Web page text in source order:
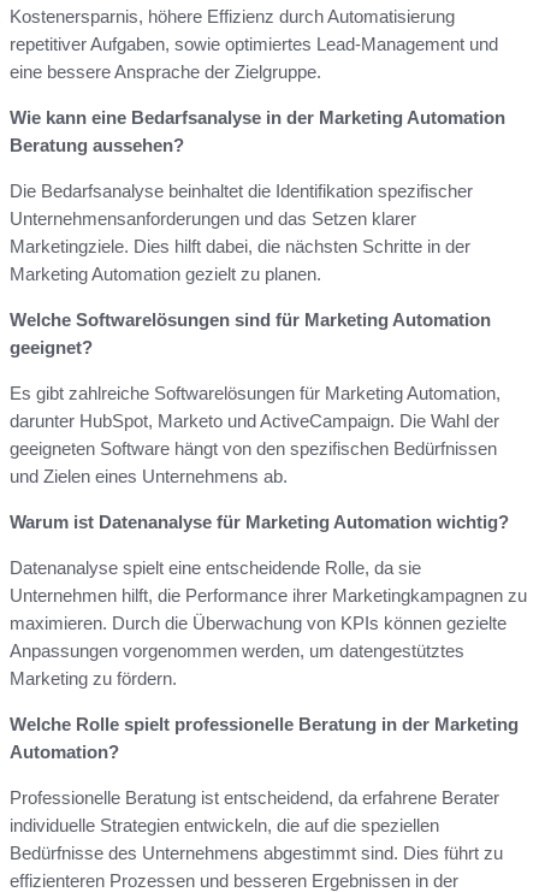
Kostenersparnis, höhere Effizienz durch Automatisierung
repetitiver Aufgaben, sowie optimiertes Lead-Management und
eine bessere Ansprache der Zielgruppe.
Wie kann eine Bedarfsanalyse in der Marketing Automation
Beratung aussehen?
Die Bedarfsanalyse beinhaltet die Identifikation spezifischer
Unternehmensanforderungen und das Setzen klarer
Marketingziele. Dies hilft dabei, die nächsten Schritte in der
Marketing Automation gezielt zu planen.
Welche Softwarelösungen sind für Marketing Automation
geeignet?
Es gibt zahlreiche Softwarelösungen für Marketing Automation,
darunter HubSpot, Marketo und ActiveCampaign. Die Wahl der
geeigneten Software hängt von den spezifischen Bedürfnissen
und Zielen eines Unternehmens ab.
Warum ist Datenanalyse für Marketing Automation wichtig?
Datenanalyse spielt eine entscheidende Rolle, da sie
Unternehmen hilft, die Performance ihrer Marketingkampagnen zu
maximieren. Durch die Überwachung von KPIs können gezielte
Anpassungen vorgenommen werden, um datengestütztes
Marketing zu fördern.
Welche Rolle spielt professionelle Beratung in der Marketing
Automation?
Professionelle Beratung ist entscheidend, da erfahrene Berater
individuelle Strategien entwickeln, die auf die speziellen
Bedürfnisse des Unternehmens abgestimmt sind. Dies führt zu
effizienteren Prozessen und besseren Ergebnissen in der